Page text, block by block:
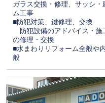
ガラス交換・修理、サッシ
ム工事
■防犯対策、鍵修理、交換
防犯設備のアドバイス・施
の修理・交換
■水まわりリフォーム全般や
般